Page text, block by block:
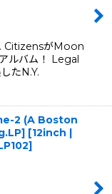
CitizensがMoon
ルバム！ Legal
たN.Y.
2 (A Boston
[12inch |
]